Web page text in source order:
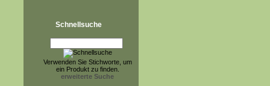
Schnellsuche
Verwenden Sie Stichworte, um
ein Produkt zu finden.
erweiterte Suche